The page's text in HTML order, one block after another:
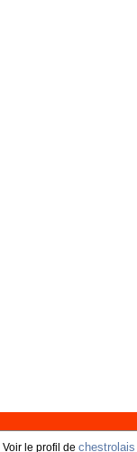
Voir le profil de chestrolais